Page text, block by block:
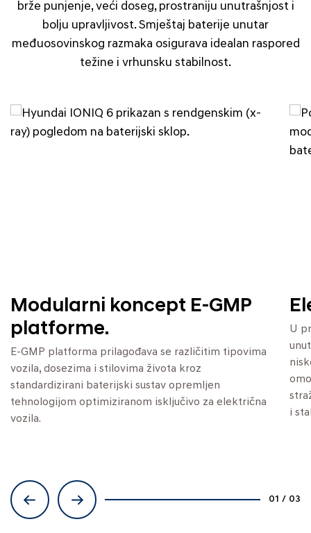
brže punjenje, veći doseg, prostraniju unutrašnjost i
bolju upravljivost. Smještaj baterije unutar
međuosovinskog razmaka osigurava idealan raspored
težine i vrhunsku stabilnost.
Modularni koncept E-GMP
platforme.
E-GMP platforma prilagođava se različitim tipovima
vozila, dosezima i stilovima života kroz
standardizirani baterijski sustav opremljen
tehnologijom optimiziranom isključivo za električna
vozila.
U
i
01 / 03